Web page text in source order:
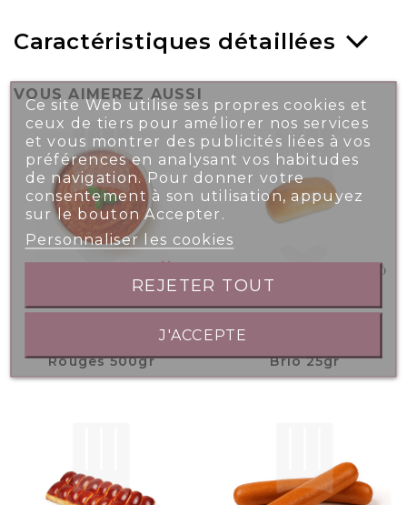
Caractéristiques détaillées
VOUS AIMEREZ AUSSI
Tapenade Poivrons
Rouges 500gr
Mini Pain Flûte Le
Brió 25gr
Ce site Web utilise ses propres cookies et
ceux de tiers pour améliorer nos services
et vous montrer des publicités liées à vos
préférences en analysant vos habitudes
de navigation. Pour donner votre
consentement à son utilisation, appuyez
sur le bouton Accepter.
Personnaliser les cookies
REJETER TOUT
J'ACCEPTE